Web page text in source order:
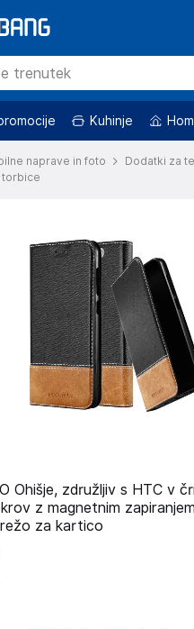
Kuhinje
naprave in foto
Dodatki za
torbice
Ohišje, združljiv s HTC v
z magnetnim
za kartico